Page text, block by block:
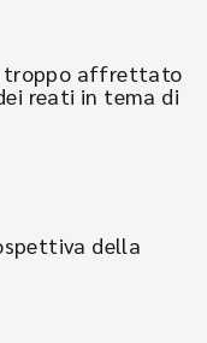
troppo affrettato
reati in tema di
della